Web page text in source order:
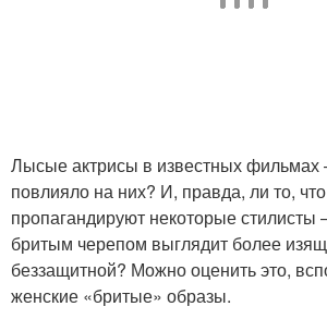
Лысые актрисы в известных фильмах
повлияло на них? И, правда, ли то,
пропагандируют некоторые
бритым черепом выглядит более
беззащитной? Можно оценить это,
женские «бритые» образы.